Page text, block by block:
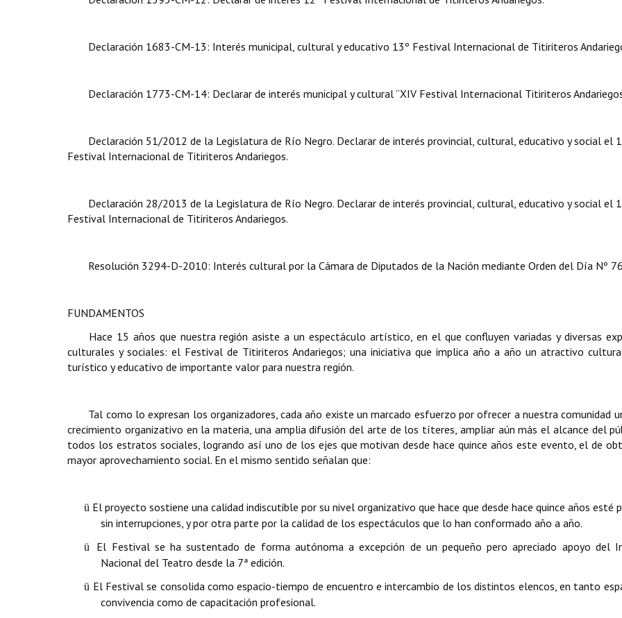
Declaración 1683-CM-13: Interés municipal, cultural y educativo 13º Festival Internacional de Titiriteros
Declaración 1773-CM-14: Declarar de interés municipal y cultural “XIV Festival Internacional Titiriteros
Declaración 51/2012 de la Legislatura de Río Negro. Declarar de interés provincial, cultural, educativo y social el
Festival Internacional de Titiriteros Andariegos.
Declaración 28/2013 de la Legislatura de Río Negro. Declarar de interés provincial, cultural, educativo y social el
Festival Internacional de Titiriteros Andariegos.
Resolución 3294-D-2010: Interés cultural por la Cámara de Diputados de la Nación mediante Orden del Día Nº
FUNDAMENTOS
Hace 15 años que nuestra región asiste a un espectáculo artístico, en el que confluyen variadas y diversas
culturales y sociales: el Festival de Titiriteros Andariegos; una iniciativa que implica año a año un atractivo
turístico y educativo de importante valor para nuestra región.
Tal como lo expresan los organizadores, cada año existe un marcado esfuerzo por ofrecer a nuestra comunidad
crecimiento organizativo en la materia, una amplia difusión del arte de los títeres, ampliar aún más el alcance del
todos los estratos sociales, logrando así uno de los ejes que motivan desde hace quince años este evento, el de
mayor aprovechamiento social. En el mismo sentido señalan que:
ü El proyecto sostiene una calidad indiscutible por su nivel organizativo que hace que desde hace quince años esté
sin interrupciones, y por otra parte por la calidad de los espectáculos que lo han conformado año a año.
ü
El Festival se ha sustentado de forma autónoma a excepción de un pequeño pero apreciado apoyo del
Nacional del Teatro desde la 7ª edición.
ü El Festival se consolida como espacio-tiempo de encuentro e intercambio de los distintos elencos, en tanto
convivencia como de capacitación profesional.